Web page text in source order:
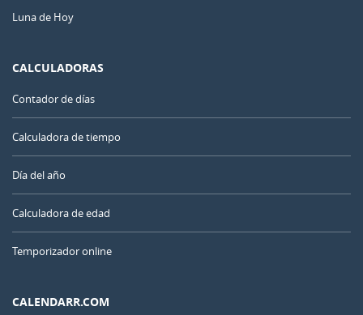
Luna de Hoy
CALCULADORAS
Contador de días
Calculadora de tiempo
Día del año
Calculadora de edad
Temporizador online
CALENDARR.COM